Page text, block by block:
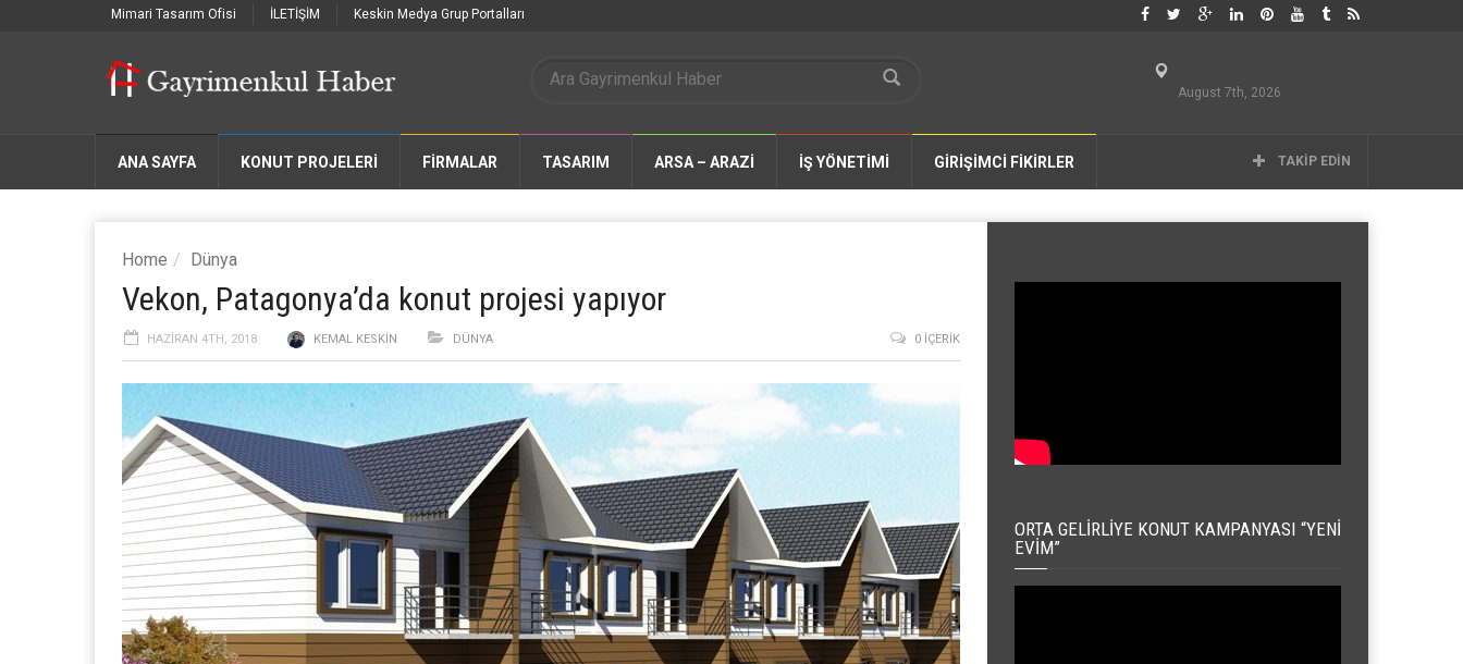
Mimari Tasarım Ofisi İLETİŞİM Keskin Medya Grup Portalları
August 7th, 2026
ANA SAYFA KONUT PROJELERİ FIRMALAR TASARIM ARSA – ARAZİ İŞ YÖNETİMİ GİRİŞİMCİ FİKİRLER TAKIP EDIN
Home Dünya
Vekon, Patagonya’da konut projesi yapıyor
HAZIRAN 4TH, 2018 KEMAL KESKIN DÜNYA 0 İÇERIK
ORTA GELIRLIYE KONUT KAMPANYASI “YENI
EVIM”